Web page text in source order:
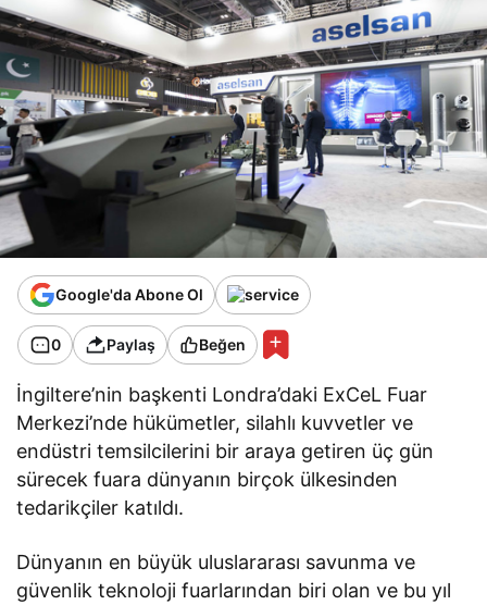
Google'da Abone Ol
0 Paylaş Beğen
İngiltere’nin başkenti Londra’daki ExCeL Fuar
Merkezi’nde hükümetler, silahlı kuvvetler ve
endüstri temsilcilerini bir araya getiren üç gün
sürecek fuara dünyanın birçok ülkesinden
tedarikçiler katıldı.
Dünyanın en büyük uluslararası savunma ve
güvenlik teknoloji fuarlarından biri olan ve bu yıl